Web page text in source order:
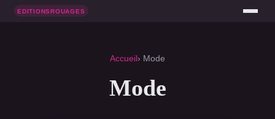
Accueil › Mode
Mode